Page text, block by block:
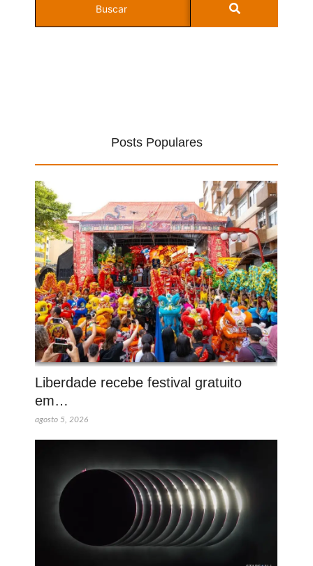
Posts Populares
Liberdade recebe festival gratuito
em…
agosto 5, 2026